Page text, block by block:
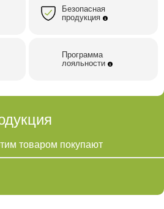
Безопасная
продукция
Программа
лояльности
товаром покупают